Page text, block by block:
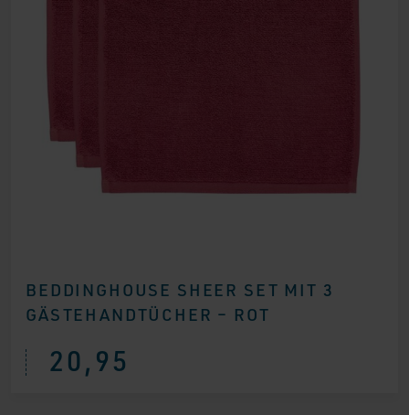
BEDDINGHOUSE SHEER SET MIT 3
GÄSTEHANDTÜCHER – ROT
20,95